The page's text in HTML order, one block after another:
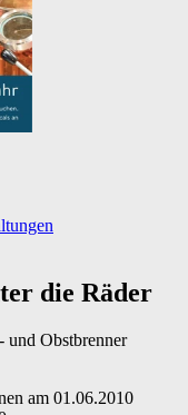
die Räder
und Obstbrenner
am 01.06.2010